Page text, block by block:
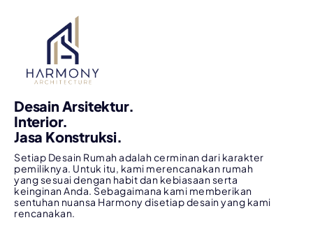
Desain Arsitektur.
Interior.
Jasa Konstruksi.
Setiap Desain Rumah adalah cerminan dari karakter
pemiliknya. Untuk itu, kami merencanakan rumah
yang sesuai dengan habit dan kebiasaan serta
keinginan Anda. Sebagaimana kami memberikan
sentuhan nuansa Harmony disetiap desain yang kami
rencanakan.